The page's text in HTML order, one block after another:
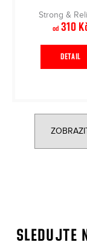
Strong &
od310
DETAIL
SLEDUJTE